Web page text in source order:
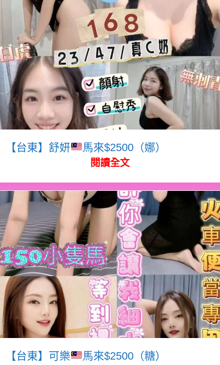
【台東】舒妍 馬來$2500（娜）
閱讀全文
【台東】可樂 馬來$2500（糖）